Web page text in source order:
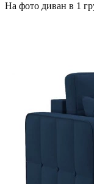
На фото диван в 1